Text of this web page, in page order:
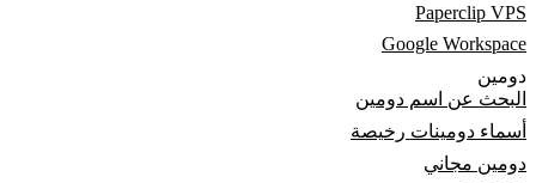
Paperclip VPS
Google Workspace
دومين
البحث عن اسم دومين
أسماء دومينات رخيصة
دومين مجاني